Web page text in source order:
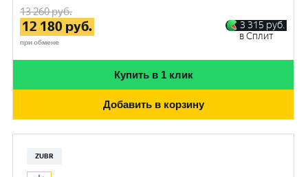
13 260руб.
12 180 руб.
при обмене
3 315 руб.
в Сплит
Купить в 1 клик
Добавить в корзину
ZUBR